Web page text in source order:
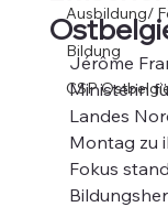
Ausbildung/
Bildung
CSP
Jérôme
Ministerin
Landes
Montag zu
Fokus